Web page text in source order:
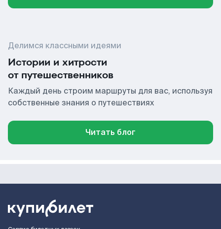
Делимся классными идеями
Истории и хитрости
от путешественников
Каждый день строим маршруты для вас, используя
собственные знания о путешествиях
Читать блог